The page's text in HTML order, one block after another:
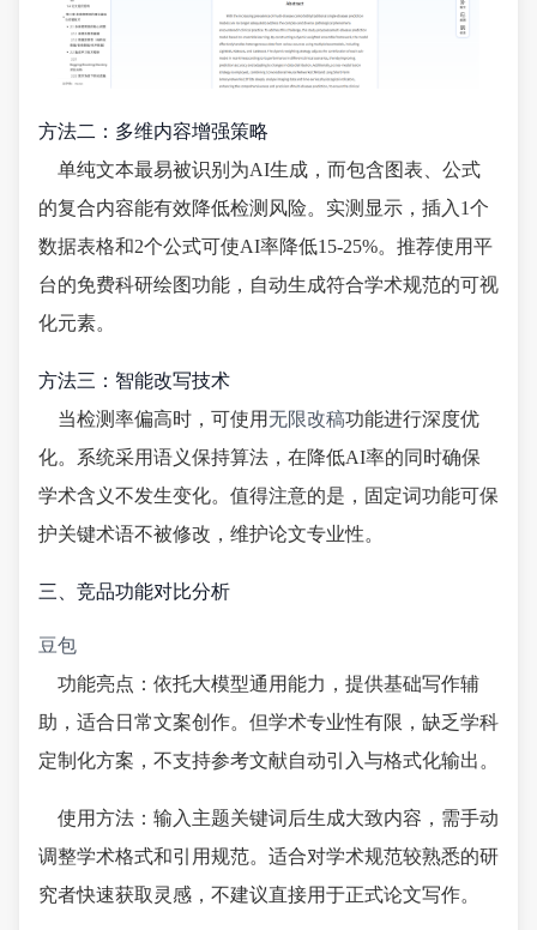
方法二：多维内容增强策略
单纯文本最易被识别为AI生成，而包含图表、公式
的复合内容能有效降低检测风险。实测显示，插入1个
数据表格和2个公式可使AI率降低15-25%。推荐使用平
台的免费科研绘图功能，自动生成符合学术规范的可视
化元素。
方法三：智能改写技术
当检测率偏高时，可使用无限改稿功能进行深度优
化。系统采用语义保持算法，在降低AI率的同时确保
学术含义不发生变化。值得注意的是，固定词功能可保
护关键术语不被修改，维护论文专业性。
三、竞品功能对比分析
豆包
功能亮点：依托大模型通用能力，提供基础写作辅
助，适合日常文案创作。但学术专业性有限，缺乏学科
定制化方案，不支持参考文献自动引入与格式化输出。
使用方法：输入主题关键词后生成大致内容，需手动
调整学术格式和引用规范。适合对学术规范较熟悉的研
究者快速获取灵感，不建议直接用于正式论文写作。